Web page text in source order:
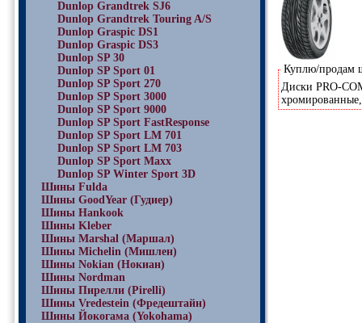
Dunlop Grandtrek SJ6
Dunlop Grandtrek Touring A/S
Dunlop Graspic DS1
Dunlop Graspic DS3
Dunlop SP 30
Dunlop SP Sport 01
Dunlop SP Sport 270
Dunlop SP Sport 3000
Dunlop SP Sport 9000
Dunlop SP Sport FastResponse
Dunlop SP Sport LM 701
Dunlop SP Sport LM 703
Dunlop SP Sport Maxx
Dunlop SP Winter Sport 3D
Шины Fulda
Шины GoodYear (Гудиер)
Шины Hankook
Шины Kleber
Шины Marshal (Маршал)
Шины Michelin (Мишлен)
Шины Nokian (Нокиан)
Шины Nordman
Шины Пирелли (Pirelli)
Шины Vredestein (Фредештайн)
Шины Йокогама (Yokohama)
Куплю/продам
Диски PRO-